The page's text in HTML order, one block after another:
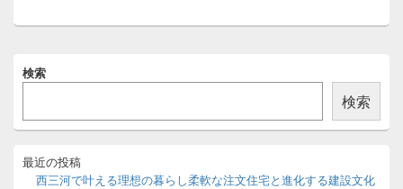
イ
イ
バ
検索
検索
最近の投稿
西三河で叶える理想の暮らし柔軟な注文住宅と進化する建設文化